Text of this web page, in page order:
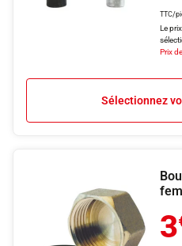
TTC/
Le
Prix
Sélectionnez
3